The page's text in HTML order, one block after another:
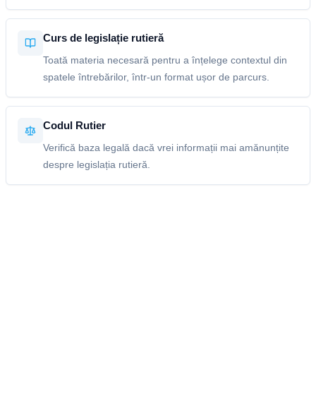
Curs de legislație rutieră
Toată materia necesară pentru a înțelege contextul din
spatele întrebărilor, într-un format ușor de parcurs.
Codul Rutier
Verifică baza legală dacă vrei informații mai amănunțite
despre legislația rutieră.